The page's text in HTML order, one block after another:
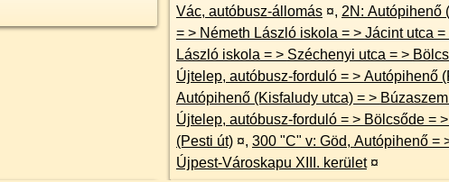
Vác, autóbusz-állomás ¤, 2N: Autópihenő
= > Németh László iskola = > Jácint utca = > Németh
László iskola = > Széchenyi utca = > Bölcsőde = >
Újtelep, autóbusz-forduló = >
Autópihenő (Kisfaludy utca) = > Búzaszem iskola = >
Újtelep, autóbusz-forduló = > Bölcsőde = > Autópihenő
(Pesti út) ¤, 300 "C" v: Göd, Autópihenő = >
Újpest-Városkapu XIII. kerület ¤